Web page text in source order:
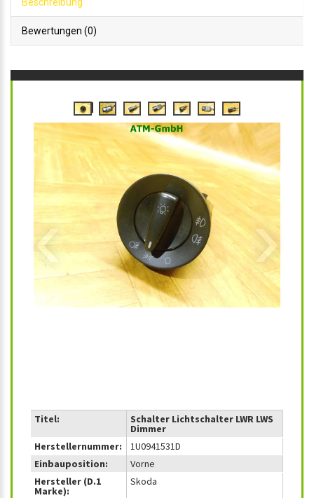
Bewertungen (0)
‹ ›
Titel: Schalter Lichtschalter LWR LWS
Dimmer
Herstellernummer:
1U0941531D
Einbauposition:
Vorne
Hersteller (D.1
Marke):
Skoda